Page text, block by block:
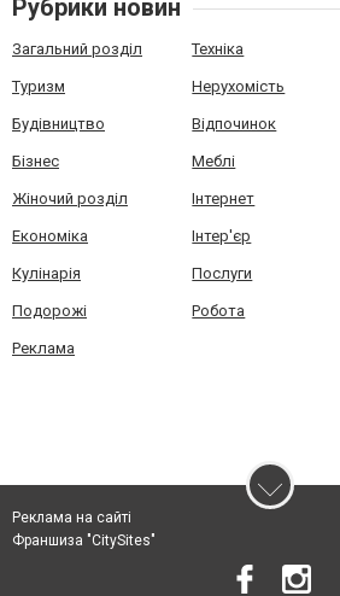
Рубрики новин
Загальний розділ Техніка
Туризм Нерухомість
Будівництво Відпочинок
Бізнес Меблі
Жіночий розділ Інтернет
Економіка Інтер'єр
Кулінарія Послуги
Подорожі Робота
Реклама
Реклама на сайті
Франшиза "CitySites"